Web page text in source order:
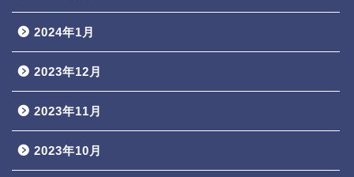
2024年1月
2023年12月
2023年11月
2023年10月